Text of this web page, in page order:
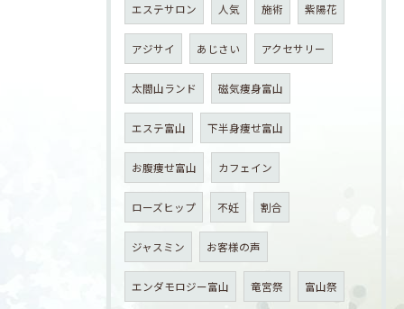
エステサロン 人気 施術 紫陽花
アジサイ あじさい アクセサリー
太閤山ランド 磁気痩身富山
エステ富山 下半身痩せ富山
お腹痩せ富山 カフェイン
ローズヒップ 不妊 割合
ジャスミン お客様の声
エンダモロジー富山 竜宮祭 富山祭